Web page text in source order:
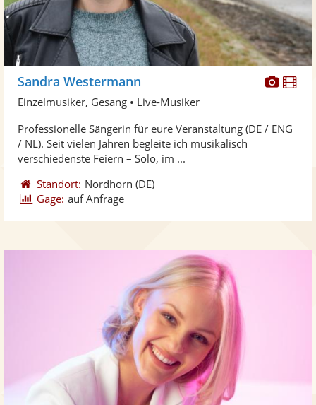
Fotos
Sandra Westermann
Einzelmusiker, Gesang • Live-Musiker
Professionelle Sängerin für eure Veranstaltung (DE / ENG
/ NL). Seit vielen Jahren begleite ich musikalisch
verschiedenste Feiern – Solo, im ...
Standort: Nordhorn (DE)
Gage: auf Anfrage